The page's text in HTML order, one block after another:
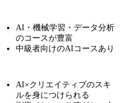
AI・機械学習・データ分析
のコースが豊富
中級者向けのAIコースあり
AI×クリエイティブのスキ
ルを身につけられる